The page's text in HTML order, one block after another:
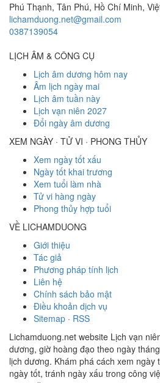
Phú Thạnh, Tân Phú, Hồ Chí Minh,
lichamduong.net@gmail.com
0387139054
LỊCH ÂM & CÔNG CỤ
Lịch âm dương hôm nay
Âm lịch ngày mai
Lịch âm tuần này
Lịch vạn niên 2027
Đổi ngày âm dương
XEM NGÀY · TỬ VI · PHONG THỦY
Xem ngày tốt xấu
Ngày tốt khai trương
Xem tuổi làm nhà
Tử vi hàng ngày
Phong thủy hợp tuổi
VỀ LICHAMDUONG
Giới thiệu
Tác giả
Phương pháp tính lịch
Liên hệ
Chính sách bảo mật
Điều khoản dịch vụ
Sitemap · RSS
Lichamduong.net website Lịch vạn
dương, giờ hoàng đạo theo ngày
lịch dương. Khám phá cách xem
ngày tốt, tránh ngày xấu trong công